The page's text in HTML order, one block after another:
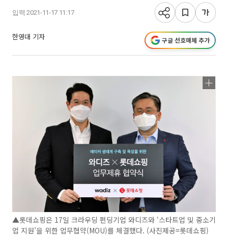
입력 2021-11-17 11:17
한영대 기자 구글 선호매체 추가
▲롯데쇼핑은 17일 크라우딩 펀딩기업 와디즈와 ‘스타트업 및 중소기
업 지원’을 위한 업무협약(MOU)를 체결했다. (사진제공=롯데쇼핑)